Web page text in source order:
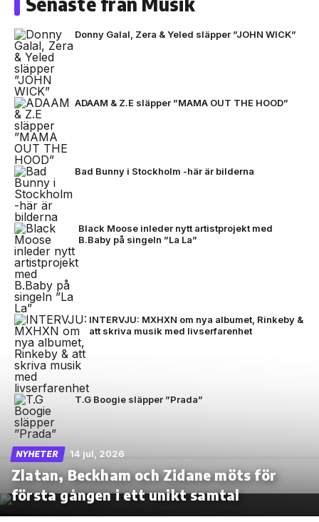
Donny Galal, Zera & Yeled släpper ”JOHN WICK”
ADAAM & Z.E släpper ”MAMA OUT THE HOOD”
Bad Bunny i Stockholm -här är bilderna
Black Moose inleder nytt artistprojekt med
B.Baby på singeln ”La La”
INTERVJU: MXHXN om nya albumet, Rinkeby &
att skriva musik med livserfarenhet
T.G Boogie släpper ”Prada”
NYHETER 14 jul, 2026
Zlatan, Beckham och Zidane möts för
första gången i ett unikt samtal